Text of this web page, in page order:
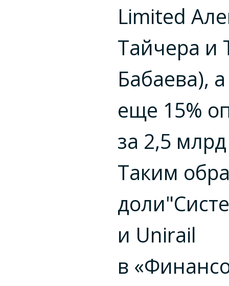
Limited
Тайчера и
Бабаева),
еще 15%
за 2,5
Таким
и Unirail
в